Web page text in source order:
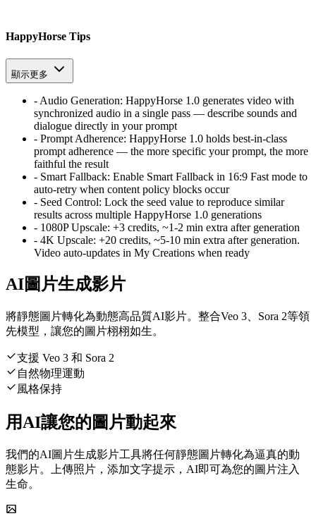
HappyHorse Tips
顯示更多
- Audio Generation: HappyHorse 1.0 generates video with
synchronized audio in a single pass — describe sounds and
dialogue directly in your prompt
- Prompt Adherence: HappyHorse 1.0 holds best-in-class
prompt adherence — the more specific your prompt, the more
faithful the result
- Smart Fallback: Enable Smart Fallback in 16:9 Fast mode to
auto-retry when content policy blocks occur
- Seed Control: Lock the seed value to reproduce similar
results across multiple HappyHorse 1.0 generations
- 1080P Upscale: +3 credits, ~1-2 min extra after generation
- 4K Upscale: +20 credits, ~5-10 min extra after generation.
Video auto-updates in My Creations when ready
AI圖片生成影片
將靜態圖片轉化為動態高品質AI影片。整合Veo 3、Sora 2等領
先模型，讓您的圖片栩栩如生。
支援 Veo 3 和 Sora 2
自然物理運動
風格保持
用AI讓您的圖片動起來
我們的AI圖片生成影片工具將任何靜態圖片轉化為逼真的動
態影片。上傳照片，添加文字提示，AI即可為您的圖片注入
生命。